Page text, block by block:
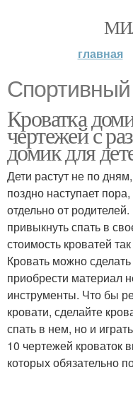
главная
Кроватка
чертежей с
домик для
Дети растут не по
поздно наступает
отдельно от
привыкнуть спать в
стоимость кроватей
Кровать можно
приобрести материал
инструменты. Что бы
кровати, сделайте
спать в нем, но и
10 чертежей кроваток
которых обязательно